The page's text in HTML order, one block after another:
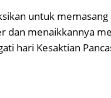
untuk memasang
dan menaikkannya
hari Kesaktian